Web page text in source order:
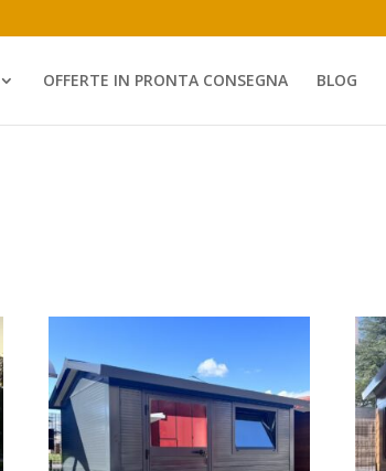
OFFERTE IN PRONTA CONSEGNA BLOG